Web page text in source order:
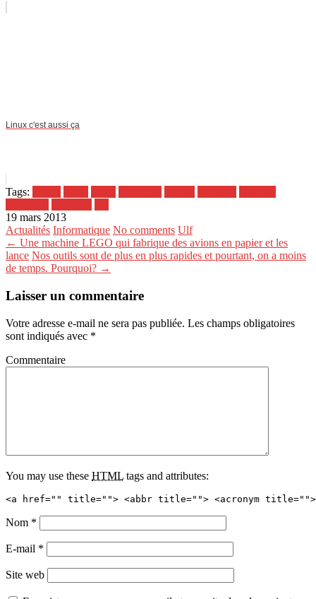
Linux c'est aussi ça
Tags:
19 mars 2013
Actualités Informatique No comments Ulf
← Une machine LEGO qui fabrique des avions en papier et les
lance Nos outils sont de plus en plus rapides et pourtant, on a moins
de temps. Pourquoi? →
Laisser un commentaire
Votre adresse e-mail ne sera pas publiée. Les champs obligatoires
sont indiqués avec *
Commentaire
You may use these HTML tags and attributes:
<a href="" title=""> <abbr title=""> <acronym title="">
Nom *
E-mail *
Site web